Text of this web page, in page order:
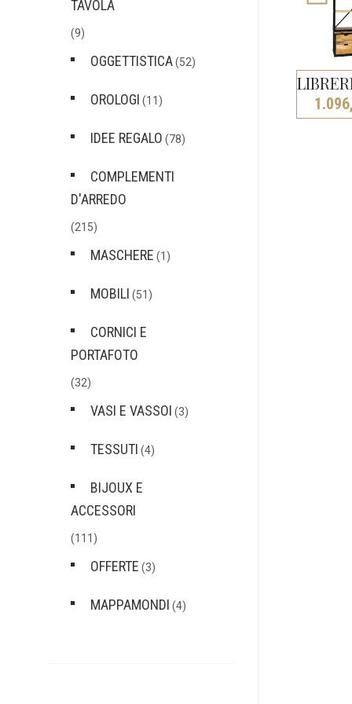
TAVOLA
(9)
OGGETTISTICA(52)
OROLOGI (11)
IDEE REGALO (78)
COMPLEMENTI
D'ARREDO
(215)
MASCHERE (1)
MOBILI (51)
CORNICI E
PORTAFOTO
(32)
VASI E VASSOI (3)
TESSUTI (4)
BIJOUX E
ACCESSORI
(111)
OFFERTE (3)
MAPPAMONDI (4)
Il